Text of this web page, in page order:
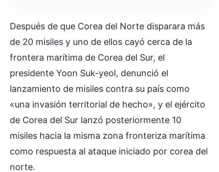
Después de que Corea del Norte disparara más
de 20 misiles y uno de ellos cayó cerca de la
frontera marítima de Corea del Sur, el
presidente Yoon Suk-yeol, denunció el
lanzamiento de misiles contra su país como
«una invasión territorial de hecho», y el ejército
de Corea del Sur lanzó posteriormente 10
misiles hacia la misma zona fronteriza marítima
como respuesta al ataque iniciado por corea del
norte.